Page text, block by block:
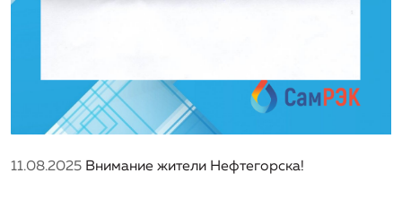
видов деятельности)
Информация о способах приобретения, стоимости и
регулируемых товаров и (или) оказания регулируемых
11.08.2025 Внимание жители Нефтегорска!